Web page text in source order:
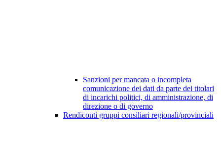
Sanzioni per mancata o incompleta
comunicazione dei dati da parte dei titolari
di incarichi politici, di amministrazione, di
direzione o di governo
Rendiconti gruppi consiliari regionali/provinciali